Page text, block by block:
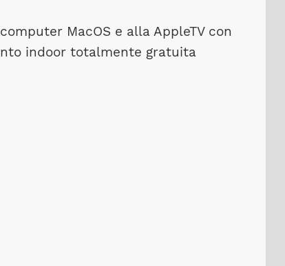
MacOS e alla AppleTV con
indoor totalmente gratuita